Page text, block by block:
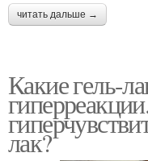
читать дальше →
Какие гель-
лак?